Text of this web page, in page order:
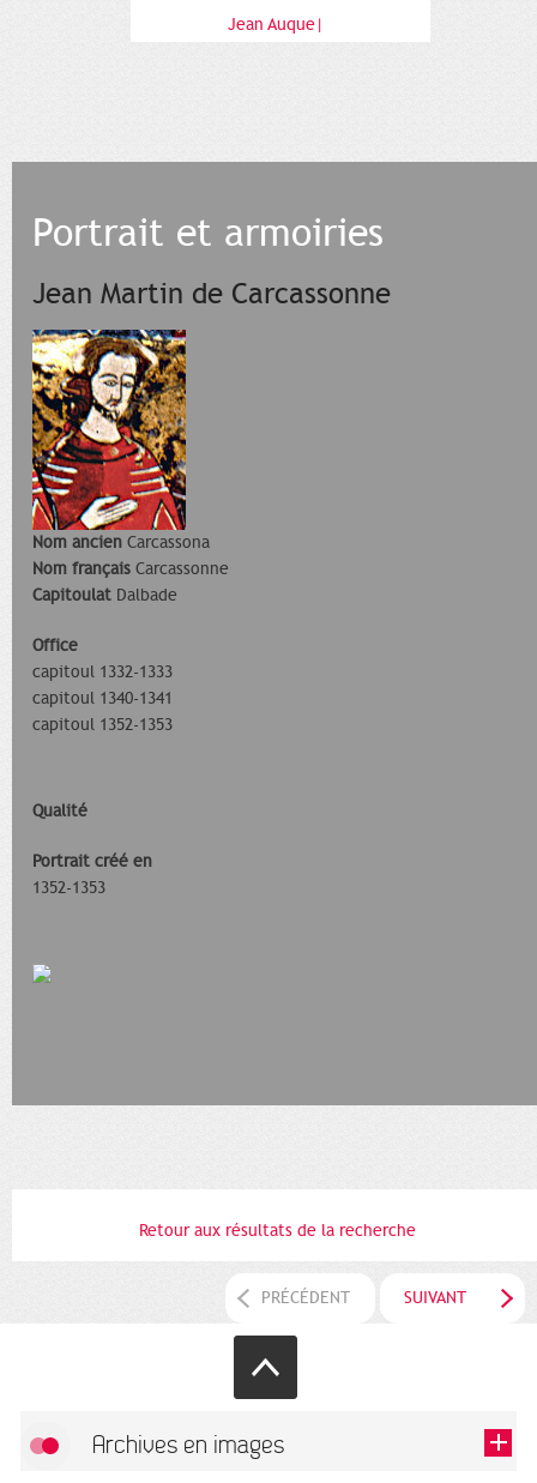
Jean Auque|
Portrait et armoiries
Jean Martin de Carcassonne
Nom ancien Carcassona
Nom français Carcassonne
Capitoulat Dalbade
Office
capitoul 1332-1333
capitoul 1340-1341
capitoul 1352-1353
Qualité
Portrait créé en
1352-1353
Retour aux résultats de la recherche
PRÉCÉDENT SUIVANT
Archives en images